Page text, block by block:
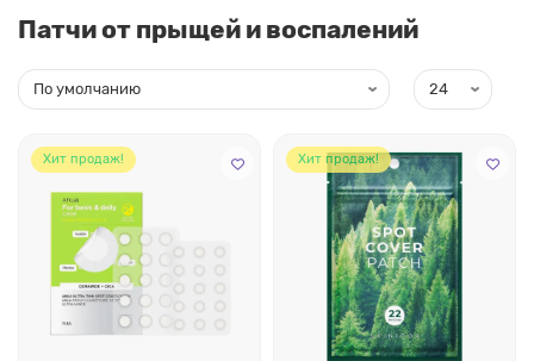
Патчи от прыщей и воспалений
Хит продаж! Хит продаж!